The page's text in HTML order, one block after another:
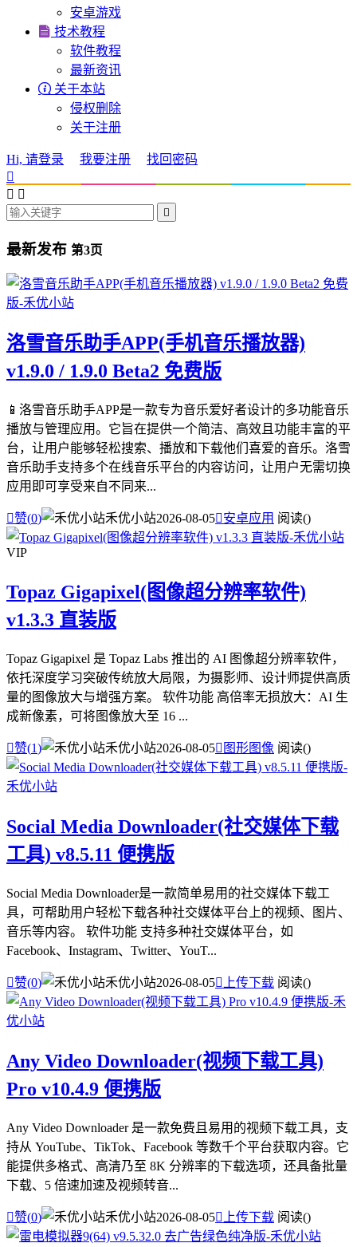
安卓游戏
 技术教程
软件教程
最新资讯
 关于本站
侵权删除
关于注册
Hi, 请登录 我要注册
找回密码

 

最新发布 第3页
洛雪音乐助手APP(手机音乐播放器)
v1.9.0 / 1.9.0 Beta2 免费版
📱洛雪音乐助手APP是一款专为音乐爱好者设计的多功能音乐
播放与管理应用。它旨在提供一个简洁、高效且功能丰富的平
台，让用户能够轻松搜索、播放和下载他们喜爱的音乐。洛雪
音乐助手支持多个在线音乐平台的内容访问，让用户无需切换
应用即可享受来自不同来...
赞(0) 禾优小站2026-08-05安卓应用 阅读()
VIP
Topaz Gigapixel(图像超分辨率软件)
v1.3.3 直装版
Topaz Gigapixel 是 Topaz Labs 推出的 AI 图像超分辨率软件，
依托深度学习突破传统放大局限，为摄影师、设计师提供高质
量的图像放大与增强方案。​ 软件功能​ 高倍率无损放大：AI 生
成新像素，可将图像放大至 16 ...
赞(1) 禾优小站2026-08-05 图形图像 阅读()
Social Media Downloader(社交媒体下载
工具) v8.5.11 便携版
Social Media Downloader是一款简单易用的社交媒体下载工
具，可帮助用户轻松下载各种社交媒体平台上的视频、图片、
音乐等内容。 软件功能 支持多种社交媒体平台，如
Facebook、Instagram、Twitter、YouT...
赞(0) 禾优小站2026-08-05 上传下载 阅读()
Any Video Downloader(视频下载工具)
Pro v10.4.9 便携版
Any Video Downloader 是一款免费且易用的视频下载工具，支
持从 YouTube、TikTok、Facebook 等数千个平台获取内容。它
能提供多格式、高清乃至 8K 分辨率的下载选项，还具备批量
下载、5 倍速加速及视频转音...
赞(0) 禾优小站2026-08-05 上传下载 阅读()